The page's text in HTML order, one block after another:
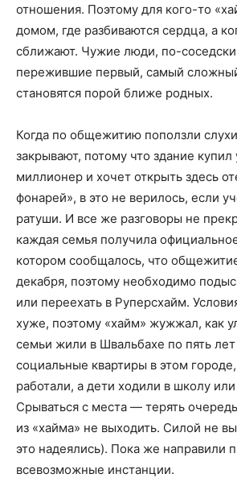
отношения. Поэтому для кого-то
домом, где разбиваются сердца, а
сближают. Чужие люди, по-
пережившие первый, самый
становятся порой ближе родных.
Когда по общежитию поползли
закрывают, потому что здание купил
миллионер и хочет открыть здесь
фонарей», в это не верилось, если
ратуши. И все же разговоры не
каждая семья получила
котором сообщалось, что
декабря, поэтому необходимо
или переехать в Руперсхайм.
хуже, поэтому «хайм» жужжал, как
семьи жили в Швальбахе по пять
социальные квартиры в этом
работали, а дети ходили в школу
Срываться с места — терять
из «хайма» не выходить. Силой не
это надеялись). Пока же направили
всевозможные инстанции.